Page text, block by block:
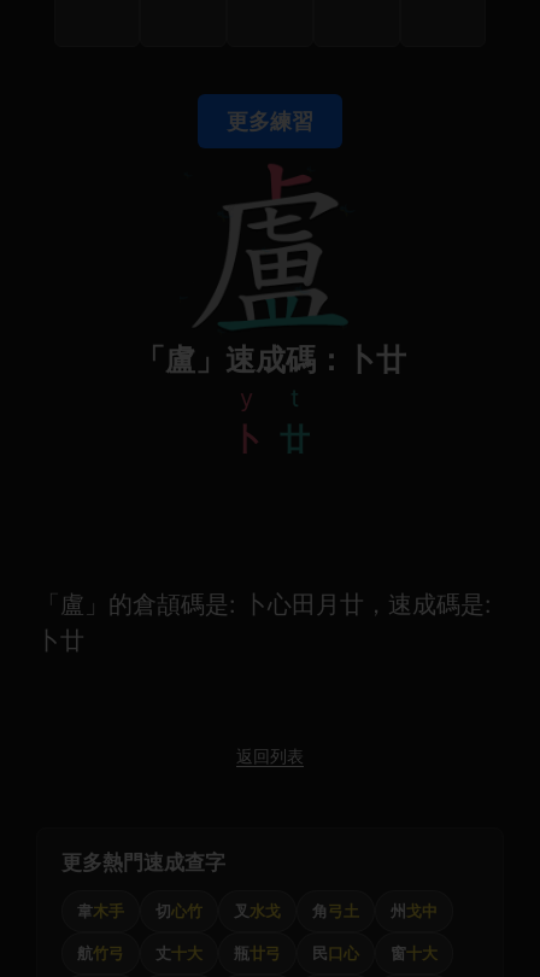
更多練習
「盧」速成碼：卜廿
y
卜
t
廿
「盧」的倉頡碼是: 卜心田月廿，速成碼是:
卜廿
返回列表
更多熱門速成查字
韋木手 切心竹 叉 水戈 角弓土 州 戈中
航竹弓 丈十大 瓶廿弓 民口心 窗十大